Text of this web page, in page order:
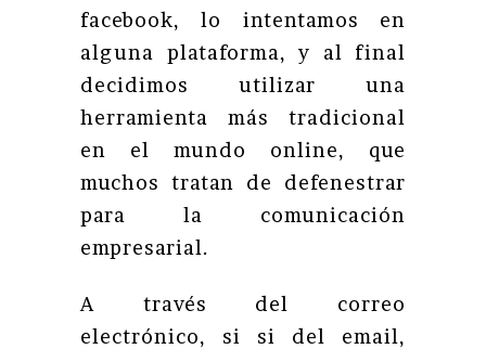
facebook, lo intentamos en
alguna plataforma, y al final
decidimos utilizar una
herramienta más tradicional
en el mundo online, que
muchos tratan de defenestrar
para la comunicación
empresarial.
A través del correo
electrónico, si si del email,